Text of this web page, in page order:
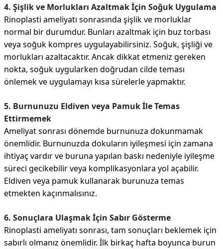
4. Şişlik ve Morlukları Azaltmak İçin Soğuk Uygulama
Rinoplasti ameliyatı sonrasında şişlik ve morluklar
normal bir durumdur. Bunları azaltmak için buz torbası
veya soğuk kompres uygulayabilirsiniz. Soğuk, şişliği ve
morlukları azaltacaktır. Ancak dikkat etmeniz gereken
nokta, soğuk uygularken doğrudan cilde teması
önlemek ve uygulamayı kısa sürelerle yapmaktır.
5. Burnunuzu Eldiven veya Pamuk İle Temas
Ettirmemek
Ameliyat sonrası dönemde burnunuza dokunmamak
önemlidir. Burnunuzda dokuların iyileşmesi için zamana
ihtiyaç vardır ve buruna yapılan baskı nedeniyle iyileşme
süreci gecikebilir veya komplikasyonlara yol açabilir.
Eldiven veya pamuk kullanarak burunuza temas
etmekten kaçınmalısınız.
6. Sonuçlara Ulaşmak İçin Sabır Gösterme
Rinoplasti ameliyatı sonrası, tam sonuçları beklemek için
sabırlı olmanız önemlidir. İlk birkaç hafta boyunca burun